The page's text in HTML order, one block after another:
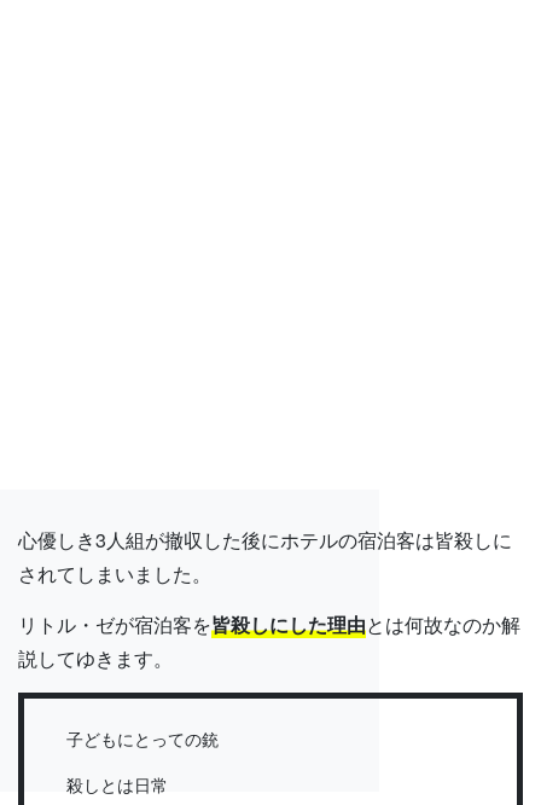
心優しき3人組が撤収した後にホテルの宿泊客は皆殺しに
されてしまいました。
リトル・ゼが宿泊客を皆殺しにした理由とは何故なのか解
説してゆきます。
子どもにとっての銃
殺しとは日常